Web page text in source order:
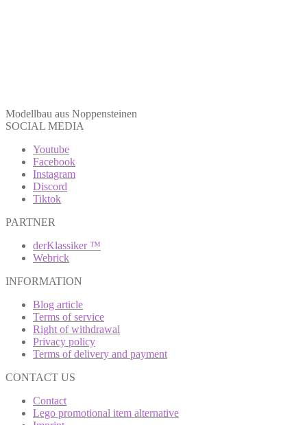
Modellbau aus Noppensteinen
SOCIAL MEDIA
Youtube
Facebook
Instagram
Discord
Tiktok
PARTNER
derKlassiker ™
Webrick
INFORMATION
Blog article
Terms of service
Right of withdrawal
Privacy policy
Terms of delivery and payment
CONTACT US
Contact
Lego promotional item alternative